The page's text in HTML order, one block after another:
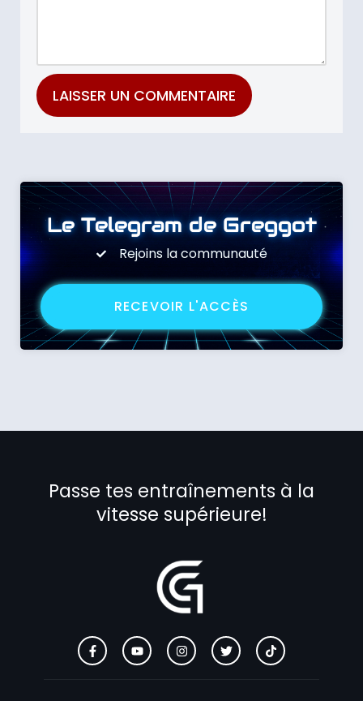
Le Telegram de Greggot
Rejoins la communauté
RECEVOIR L'ACCÈS
Passe tes entraînements à la
vitesse supérieure!